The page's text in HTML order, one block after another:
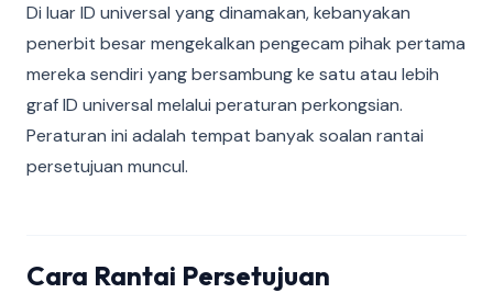
Di luar ID universal yang dinamakan, kebanyakan
penerbit besar mengekalkan pengecam pihak pertama
mereka sendiri yang bersambung ke satu atau lebih
graf ID universal melalui peraturan perkongsian.
Peraturan ini adalah tempat banyak soalan rantai
persetujuan muncul.
Cara Rantai Persetujuan